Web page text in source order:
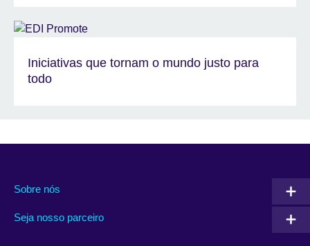
Iniciativas que tornam o mundo justo para
todo
Sobre nós
Seja nosso parceiro